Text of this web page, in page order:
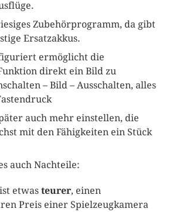
Zubehörprogramm, da gibt
Ersatzakkus.
ermöglicht die
direkt ein Bild zu
– Bild – Ausschalten, alles
auch mehr einstellen, die
mit den Fähigkeiten ein Stück
auch Nachteile:
etwas teurer, einen
Preis einer Spielzeugkamera